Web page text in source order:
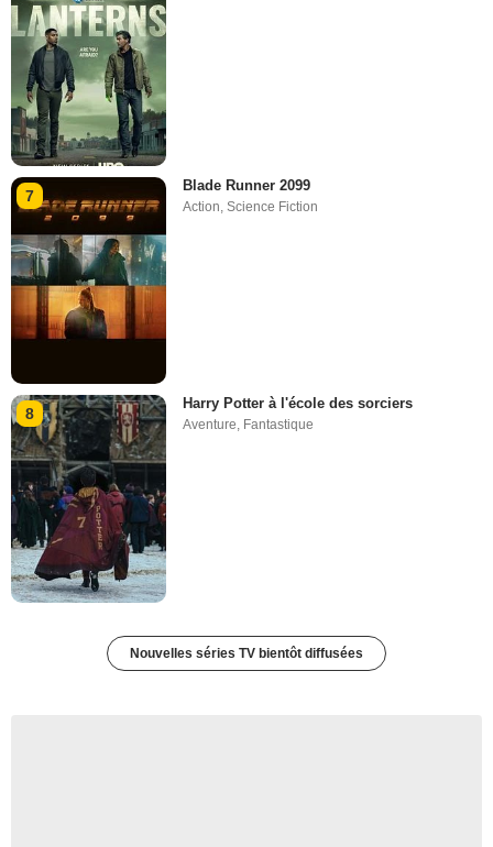
7
Blade Runner 2099
Action,Science Fiction
8
Harry Potter à l'école des sorciers
Aventure, Fantastique
Nouvelles séries TV bientôt diffusées